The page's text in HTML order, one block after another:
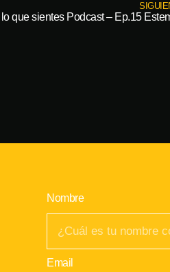
que sientes Podcast – Ep.15
Nombre
Email